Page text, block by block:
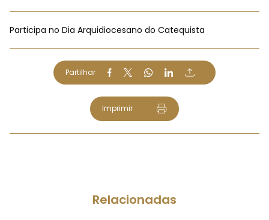
Participa no Dia Arquidiocesano do Catequista
Partilhar
Imprimir
Relacionadas